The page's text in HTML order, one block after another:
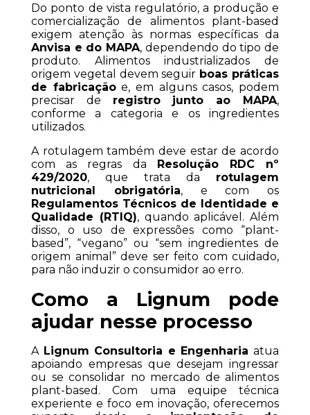
Do ponto de vista regulatório, a produção e
comercialização de alimentos plant-based
Anvisa e do MAPA, dependendo do tipo de
produto. Alimentos industrializados de
origem vegetal devem seguir boas práticas
de fabricação e, em alguns casos, podem
precisar de registro junto ao MAPA,
conforme a categoria e os ingredientes
utilizados.
A rotulagem também deve estar de acordo
com as regras da Resolução RDC nº
429/2020, que trata da rotulagem
nutricional obrigatória
Regulamentos Técnicos de Identidade e
Qualidade (RTIQ), quando aplicável. Além
disso, o uso de expressões como “plant-
based”, “vegano” ou “sem ingredientes de
origem animal” deve ser feito com cuidado,
para não induzir o consumidor ao erro.
Como a Lignum pode
ajudar nesse processo
A Lignum Consultoria e Engenharia atua
apoiando empresas que desejam ingressar
ou se consolidar no mercado de alimentos
plant-based. Com uma equipe técnica
experiente e foco em inovação, oferecemos